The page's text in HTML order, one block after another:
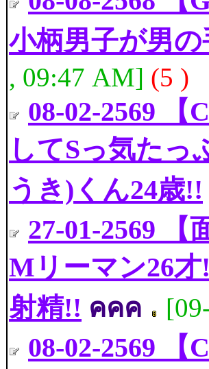
小柄男子が男
, 09:47 AM] (5 )
08-02-2569
してSっ気たっ
うき)くん24歳!!
27-01-2569 【
Mリーマン26
射精!! คคค
08-02-2569